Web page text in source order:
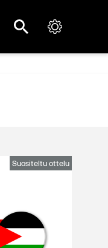
Suositeltu ottelu